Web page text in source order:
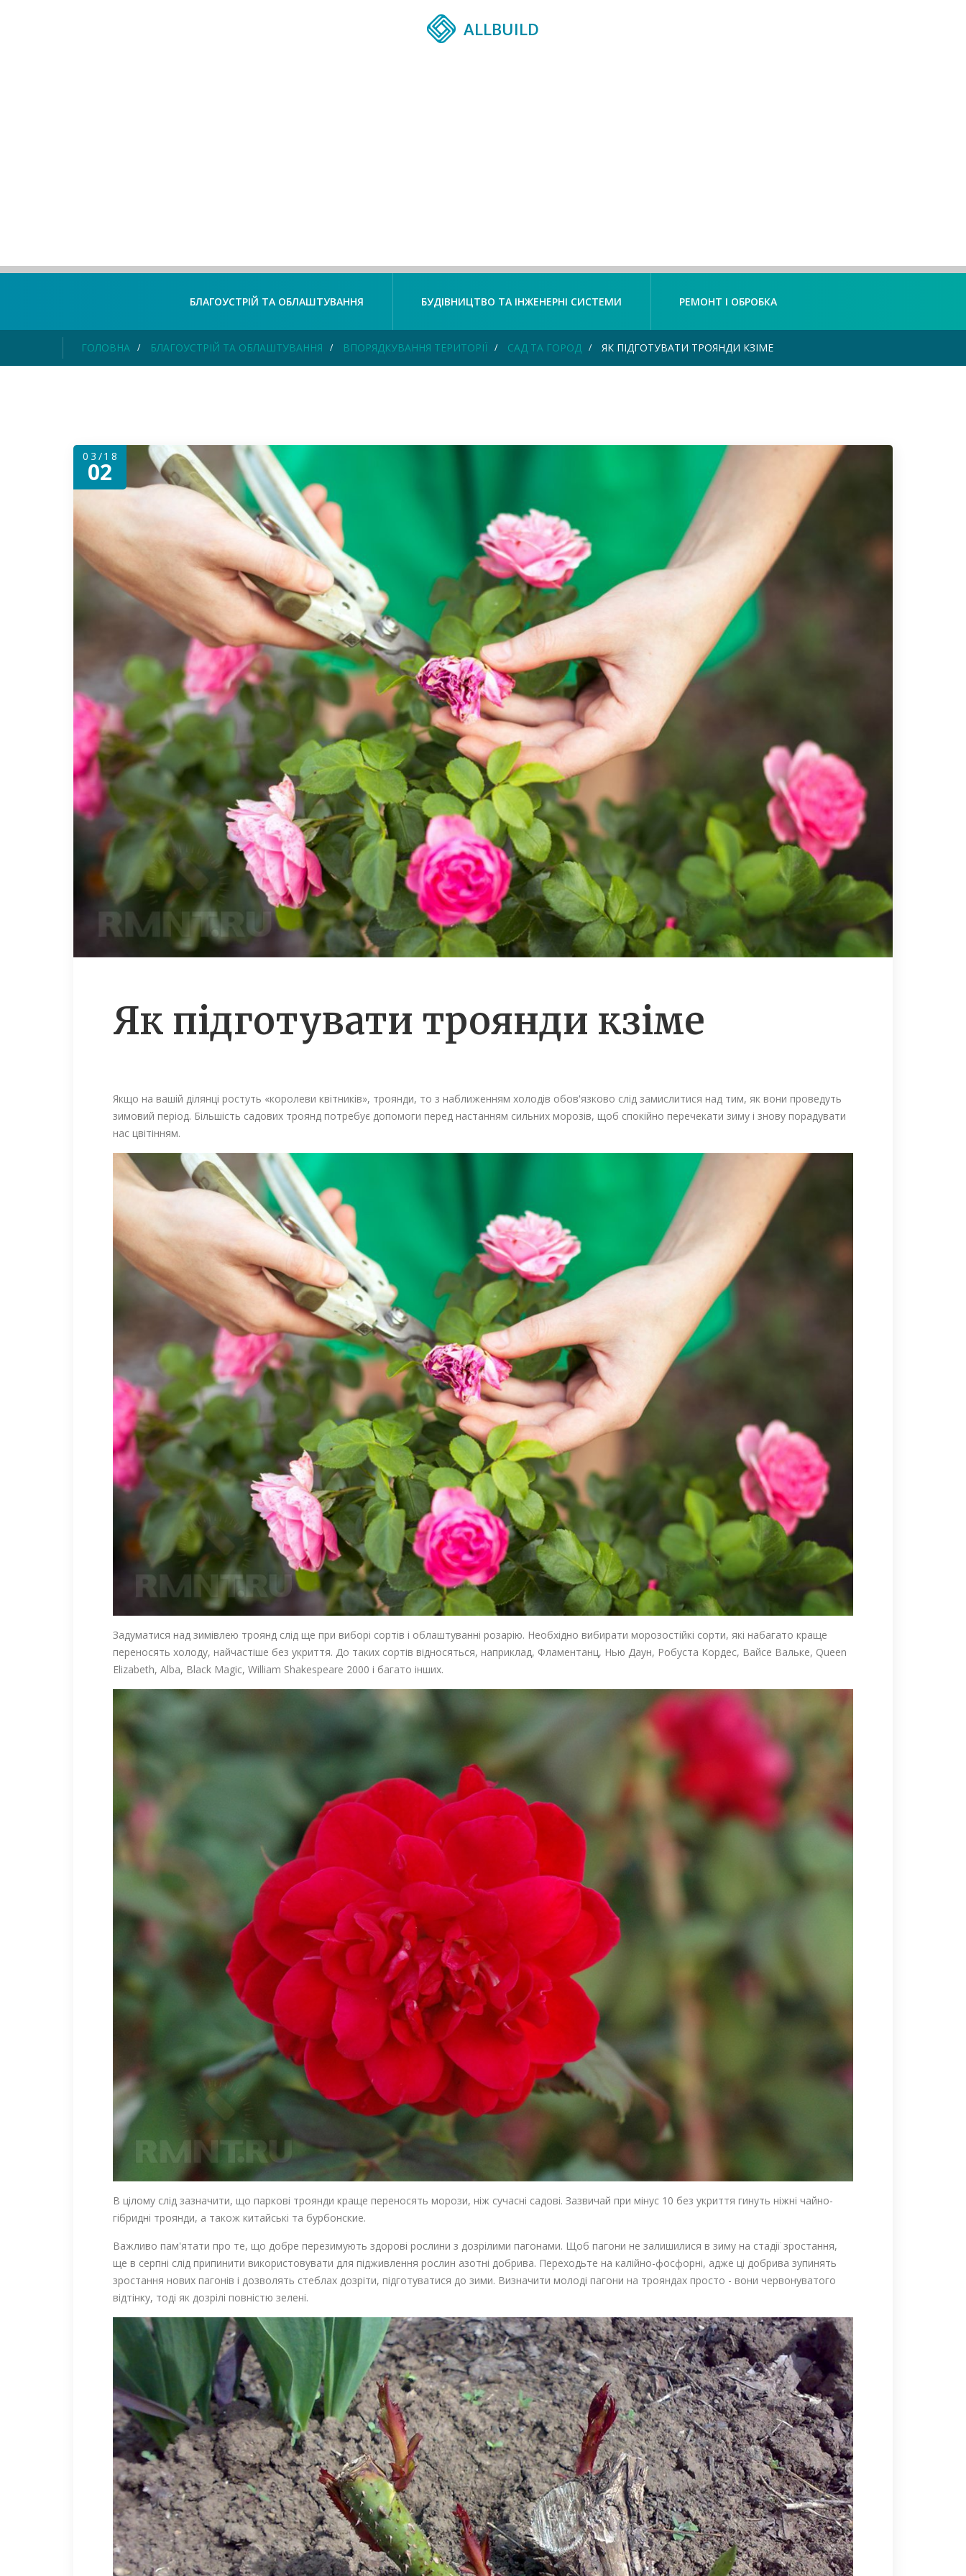
ALLBUILD
БЛАГОУСТРІЙ ТА ОБЛАШТУВАННЯ БУДІВНИЦТВО ТА ІНЖЕНЕРНІ СИСТЕМИ РЕМОНТ І ОБРОБКА
ГОЛОВНА БЛАГОУСТРІЙ ТА ОБЛАШТУВАННЯ ВПОРЯДКУВАННЯ ТЕРИТОРІЇ САД ТА ГОРОД ЯК ПІДГОТУВАТИ ТРОЯНДИ КЗІМЕ
03/18
02
Як підготувати троянди кзіме
Якщо на вашій ділянці ростуть «королеви квітників», троянди, то з наближенням холодів обов'язково слід замислитися над тим, як вони проведуть
зимовий період. Більшість садових троянд потребує допомоги перед настанням сильних морозів, щоб спокійно перечекати зиму і знову порадувати
нас цвітінням.
Задуматися над зимівлею троянд слід ще при виборі сортів і облаштуванні розарію. Необхідно вибирати морозостійкі сорти, які набагато краще
переносять холоду, найчастіше без укриття. До таких сортів відносяться, наприклад, Фламентанц, Нью Даун, Робуста Кордес, Вайсе Вальке, Queen
Elizabeth, Alba, Black Magic, William Shakespeare 2000 і багато інших.
В цілому слід зазначити, що паркові троянди краще переносять морози, ніж сучасні садові. Зазвичай при мінус 10 без укриття гинуть ніжні чайно-
гібридні троянди, а також китайські та бурбонские.
Важливо пам'ятати про те, що добре перезимують здорові рослини з дозрілими пагонами. Щоб пагони не залишилися в зиму на стадії зростання,
ще в серпні слід припинити використовувати для підживлення рослин азотні добрива. Переходьте на калійно-фосфорні, адже ці добрива зупинять
зростання нових пагонів і дозволять стеблах дозріти, підготуватися до зими. Визначити молоді пагони на трояндах просто - вони червонуватого
відтінку, тоді як дозрілі повністю зелені.